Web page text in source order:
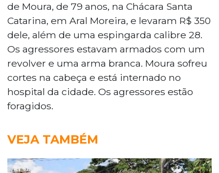
de Moura, de 79 anos, na Chácara Santa
Catarina, em Aral Moreira, e levaram R$ 350
dele, além de uma espingarda calibre 28.
Os agressores estavam armados com um
revolver e uma arma branca. Moura sofreu
cortes na cabeça e está internado no
hospital da cidade. Os agressores estão
foragidos.
VEJA TAMBÉM